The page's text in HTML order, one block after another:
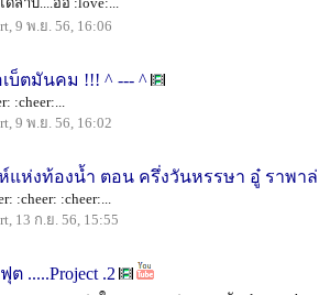
9 พ.ย. 56, 16:06
เบ็ตมันคม !!! ^ --- ^
:cheer:...
9 พ.ย. 56, 16:02
แห่งท้องน้ำ ตอน ครึ่งวันหรรษา อู๋ ราพา
:cheer: :cheer:...
13 ก.ย. 56, 15:55
ต .....Project .2